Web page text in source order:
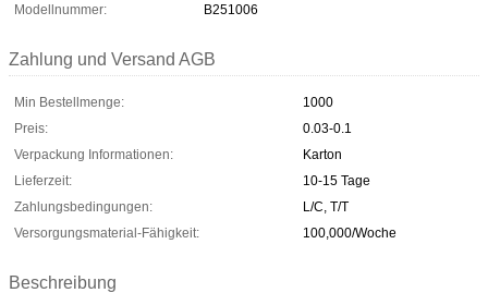
Modellnummer:
B251006
Zahlung und Versand AGB
Min Bestellmenge:
1000
Preis:
0.03-0.1
Verpackung Informationen:
Karton
Lieferzeit:
10-15 Tage
Zahlungsbedingungen:
L/C, T/T
Versorgungsmaterial-Fähigkeit:
100,000/Woche
Beschreibung